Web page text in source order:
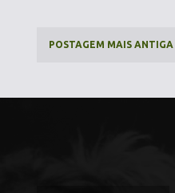
POSTAGEM MAIS ANTIGA